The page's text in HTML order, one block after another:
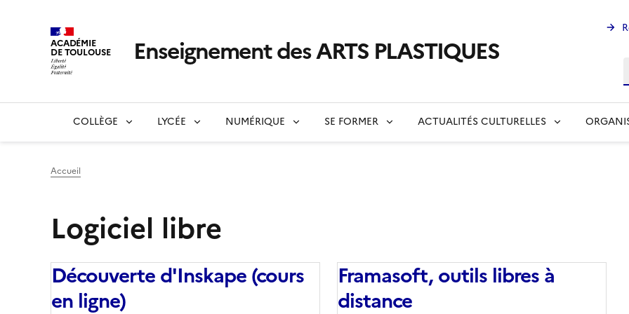
ACADÉMIE
DE TOULOUSE Enseignement des ARTS PLASTIQUES
COLLÈGE LYCÉE NUMÉRIQUE SE FORMER ACTUALITÉS CULTURELLES
Accueil
Logiciel libre
Découverte d'Inskape (cours
en ligne)
Framasoft, outils libres à
distance